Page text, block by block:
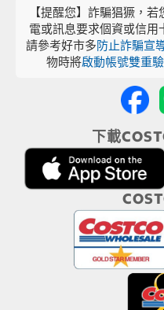
【提醒您】詐騙猖獗，
電或訊息要求個資或信
請參考好市多防止詐騙宣
物時將啟動帳號雙重
下載